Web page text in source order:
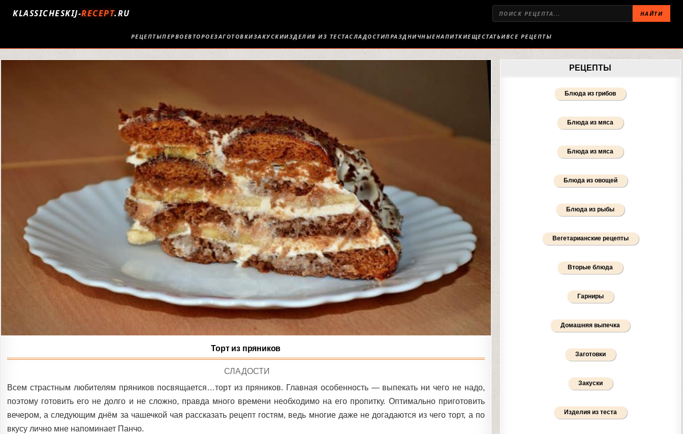
KLASSICHESKIJ-RECEPT.RU НАЙТИ
РЕЦЕПТЫПЕРВОЕВТОРОЕЗАГОТОВКИЗАКУСКИИЗДЕЛИЯ ИЗ ТЕСТАСЛАДОСТИПРАЗДНИЧНЫЕНАПИТКИЕЩЕСТАТЬИВСЕ РЕЦЕПТЫ
Торт из пряников
POSTED
СЛАДОСТИ
Всем страстным любителям пряников посвящается…торт из пряников. Главная особенность — выпекать ни чего не надо,
поэтому готовить его не долго и не сложно, правда много времени необходимо на его пропитку. Оптимально приготовить
вечером, а следующим днём за чашечкой чая рассказать рецепт гостям, ведь многие даже не догадаются из чего торт, а по
вкусу лично мне напоминает Панчо.
РЕЦЕПТЫ
Блюда из грибов
Блюда из мяса
Блюда из мяса
Блюда из овощей
Блюда из рыбы
Вегетарианские рецепты
Вторые блюда
Гарниры
Домашняя выпечка
Заготовки
Закуски
Изделия из теста